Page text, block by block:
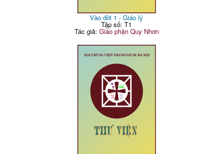
Vào đời 1 - Giáo lý
Tập số: T1
Tác giả: Giáo phận Quy Nhơn